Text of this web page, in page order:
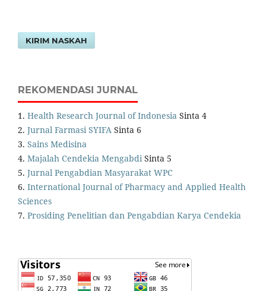
KIRIM NASKAH
REKOMENDASI JURNAL
1. Health Research Journal of Indonesia Sinta 4
2. Jurnal Farmasi SYIFA Sinta 6
3. Sains Medisina
4. Majalah Cendekia MengabdiSinta 5
5. Jurnal Pengabdian Masyarakat WPC
6. International Journal of Pharmacy and Applied Health
Sciences
7. Prosiding Penelitian dan Pengabdian Karya Cendekia